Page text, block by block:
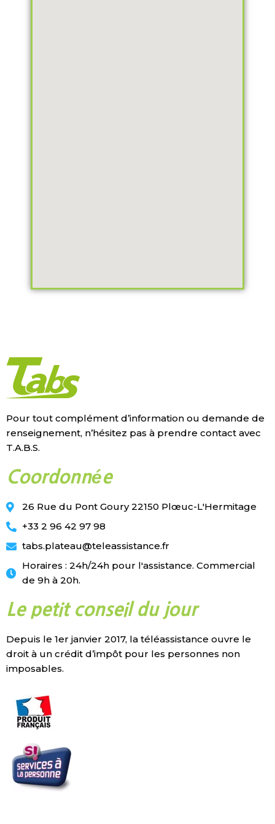
Pour tout complément d’information ou demande de
renseignement, n’hésitez pas à prendre contact avec
T.A.B.S.
Coordonnée
26 Rue du Pont Goury 22150 Plœuc-L'Hermitage
+33 2 96 42 97 98
tabs.plateau@teleassistance.fr
Horaires : 24h/24h pour l'assistance. Commercial
de 9h à 20h.
Le petit conseil du jour
Depuis le 1er janvier 2017, la téléassistance ouvre le
droit à un crédit d’impôt pour les personnes non
imposables.